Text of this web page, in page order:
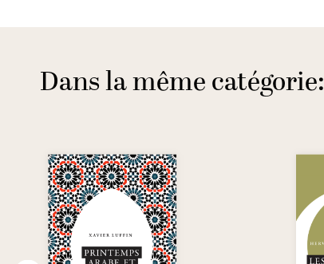
Dans la même catégorie: